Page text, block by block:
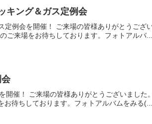
キング＆ガス定例会
例会を開催！ ご来場の皆様ありがとうござ
ご来場をお待ちしております。フォトアルバ...
開催！ ご来場の皆様ありがとうございまし
待ちしております。フォトアルバムをみる(...